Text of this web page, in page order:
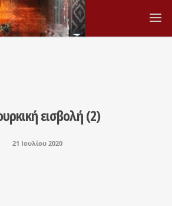
εισβολή (2)
21 Ιουλίου 2020